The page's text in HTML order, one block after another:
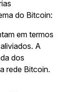
do Bitcoin:
em termos
A
dos
rede Bitcoin.